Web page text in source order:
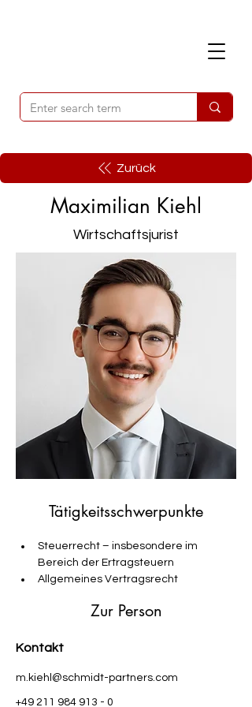
Zurück
Maximilian Kiehl
Wirtschaftsjurist
Tätigkeitsschwerpunkte
Steuerrecht – insbesondere im
Bereich der Ertragsteuern
Allgemeines Vertragsrecht
Zur Person
Kontakt
m.kiehl@schmidt-partners.com
+49 211 984 913 - 0